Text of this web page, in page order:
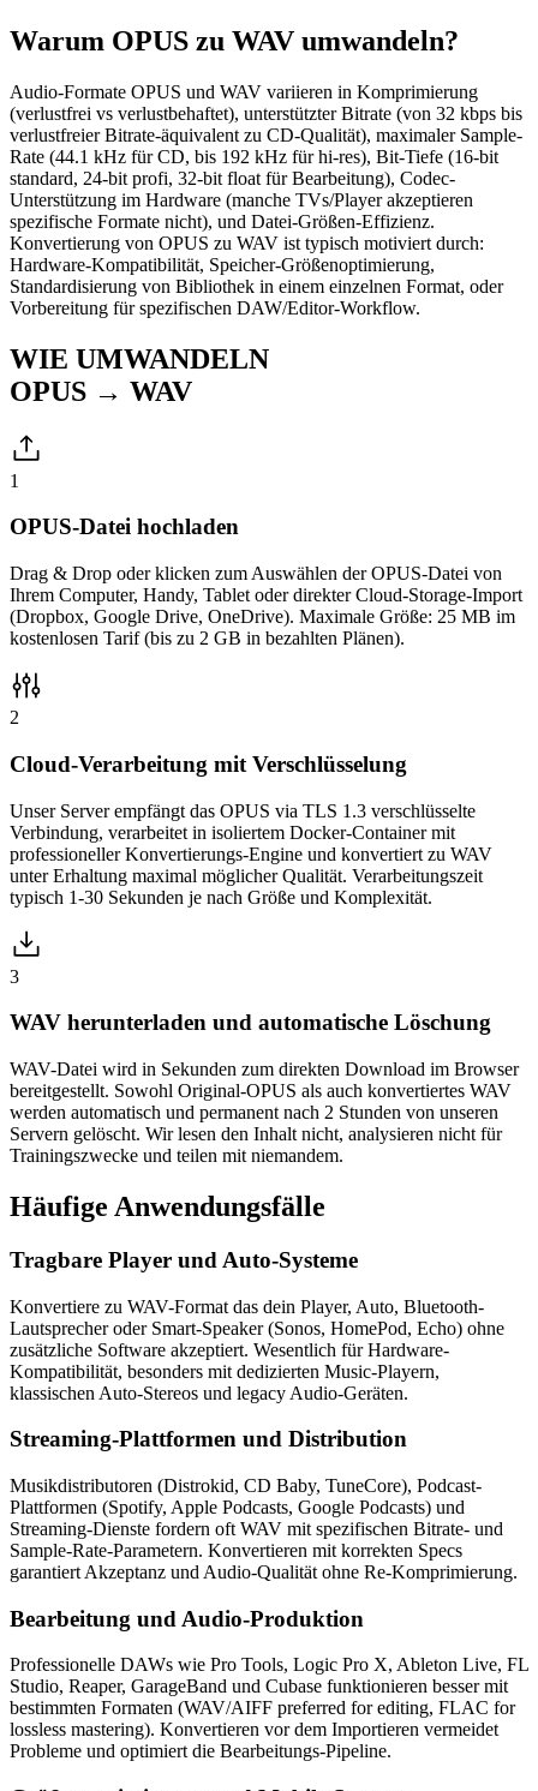
Warum OPUS zu WAV umwandeln?
Audio-Formate OPUS und WAV variieren in Komprimierung
(verlustfrei vs verlustbehaftet), unterstützter Bitrate (von 32 kbps bis
verlustfreier Bitrate-äquivalent zu CD-Qualität), maximaler Sample-
Rate (44.1 kHz für CD, bis 192 kHz für hi-res), Bit-Tiefe (16-bit
standard, 24-bit profi, 32-bit float für Bearbeitung), Codec-
Unterstützung im Hardware (manche TVs/Player akzeptieren
spezifische Formate nicht), und Datei-Größen-Effizienz.
Konvertierung von OPUS zu WAV ist typisch motiviert durch:
Hardware-Kompatibilität, Speicher-Größenoptimierung,
Standardisierung von Bibliothek in einem einzelnen Format, oder
Vorbereitung für spezifischen DAW/Editor-Workflow.
WIE UMWANDELN
OPUS → WAV
1
OPUS-Datei hochladen
Drag & Drop oder klicken zum Auswählen der OPUS-Datei von
Ihrem Computer, Handy, Tablet oder direkter Cloud-Storage-Import
(Dropbox, Google Drive, OneDrive). Maximale Größe: 25 MB im
kostenlosen Tarif (bis zu 2 GB in bezahlten Plänen).
2
Cloud-Verarbeitung mit Verschlüsselung
Unser Server empfängt das OPUS via TLS 1.3 verschlüsselte
Verbindung, verarbeitet in isoliertem Docker-Container mit
professioneller Konvertierungs-Engine und konvertiert zu WAV
unter Erhaltung maximal möglicher Qualität. Verarbeitungszeit
typisch 1-30 Sekunden je nach Größe und Komplexität.
3
WAV herunterladen und automatische Löschung
WAV-Datei wird in Sekunden zum direkten Download im Browser
bereitgestellt. Sowohl Original-OPUS als auch konvertiertes WAV
werden automatisch und permanent nach 2 Stunden von unseren
Servern gelöscht. Wir lesen den Inhalt nicht, analysieren nicht für
Trainingszwecke und teilen mit niemandem.
Häufige Anwendungsfälle
Tragbare Player und Auto-Systeme
Konvertiere zu WAV-Format das dein Player, Auto, Bluetooth-
Lautsprecher oder Smart-Speaker (Sonos, HomePod, Echo) ohne
zusätzliche Software akzeptiert. Wesentlich für Hardware-
Kompatibilität, besonders mit dedizierten Music-Playern,
klassischen Auto-Stereos und legacy Audio-Geräten.
Streaming-Plattformen und Distribution
Musikdistributoren (Distrokid, CD Baby, TuneCore), Podcast-
Plattformen (Spotify, Apple Podcasts, Google Podcasts) und
Streaming-Dienste fordern oft WAV mit spezifischen Bitrate- und
Sample-Rate-Parametern. Konvertieren mit korrekten Specs
garantiert Akzeptanz und Audio-Qualität ohne Re-Komprimierung.
Bearbeitung und Audio-Produktion
Professionelle DAWs wie Pro Tools, Logic Pro X, Ableton Live, FL
Studio, Reaper, GarageBand und Cubase funktionieren besser mit
bestimmten Formaten (WAV/AIFF preferred for editing, FLAC for
lossless mastering). Konvertieren vor dem Importieren vermeidet
Probleme und optimiert die Bearbeitungs-Pipeline.